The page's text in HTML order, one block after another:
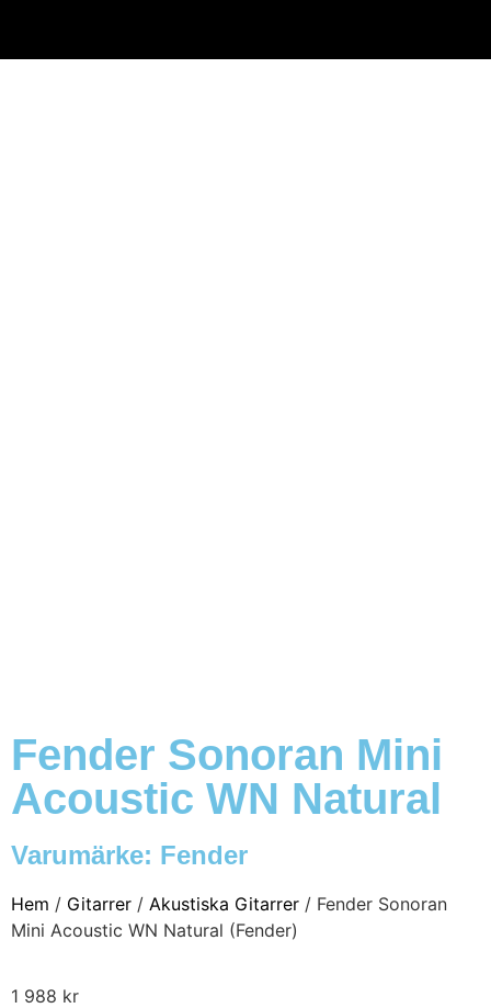
Fender Sonoran Mini
Acoustic WN Natural
Varumärke: Fender
Hem / Gitarrer / Akustiska Gitarrer / Fender Sonoran
Mini Acoustic WN Natural (Fender)
1 988 kr